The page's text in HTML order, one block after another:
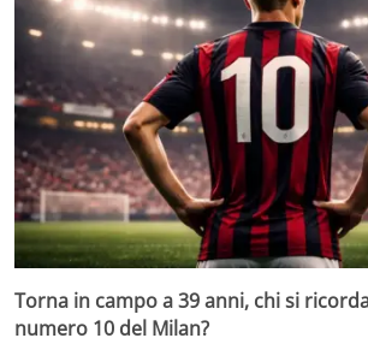
Torna in campo a 39 anni, chi si
numero 10 del Milan?